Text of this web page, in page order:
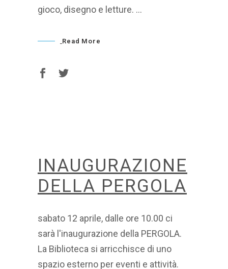
gioco, disegno e letture.
Read More
INAUGURAZIONE
DELLA PERGOLA
sabato 12 aprile, dalle ore 10.00 ci
sarà l'inaugurazione della PERGOLA.
La Biblioteca si arricchisce di uno
spazio esterno per eventi e attività.